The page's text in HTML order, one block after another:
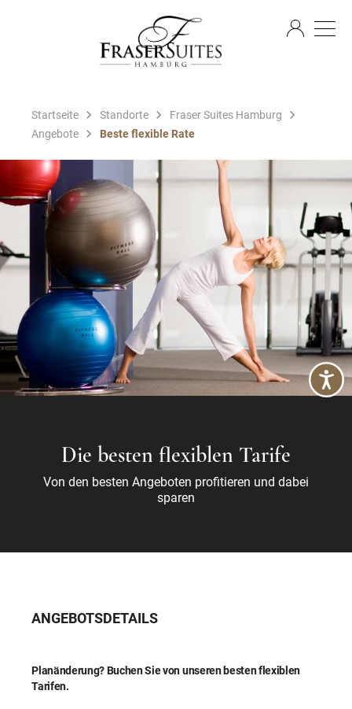
Startseite Standorte
Fraser Suites Hamburg
Angebote
Beste flexible Rate
Die besten flexiblen Tarife
Von den besten Angeboten profitieren und dabei
sparen
ANGEBOTSDETAILS
Planänderung? Buchen Sie von unseren besten flexiblen
Tarifen.